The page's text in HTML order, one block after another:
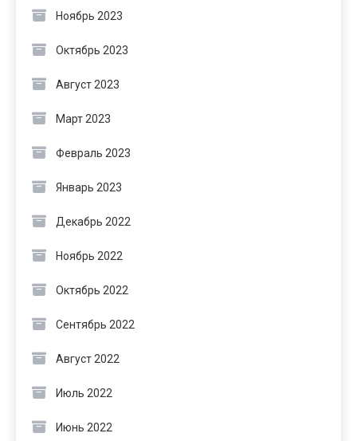
Ноябрь 2023
Октябрь 2023
Август 2023
Март 2023
Февраль 2023
Январь 2023
Декабрь 2022
Ноябрь 2022
Октябрь 2022
Сентябрь 2022
Август 2022
Июль 2022
Июнь 2022